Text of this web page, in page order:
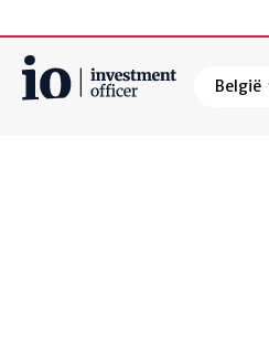
België